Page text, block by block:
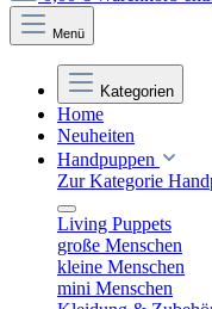
Menü
Kategorien
Home
Neuheiten
Handpuppen
Zur Kategorie
Living Puppets
große Menschen
kleine Menschen
mini Menschen